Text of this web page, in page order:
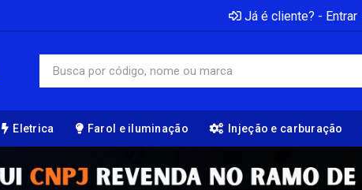
Já é cliente? - Entrar
Eletrica Farol e iluminação Injeção e carburação